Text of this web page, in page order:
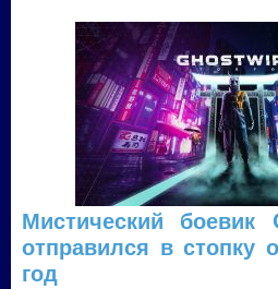
Мистический боевик
отправился в стопку
год